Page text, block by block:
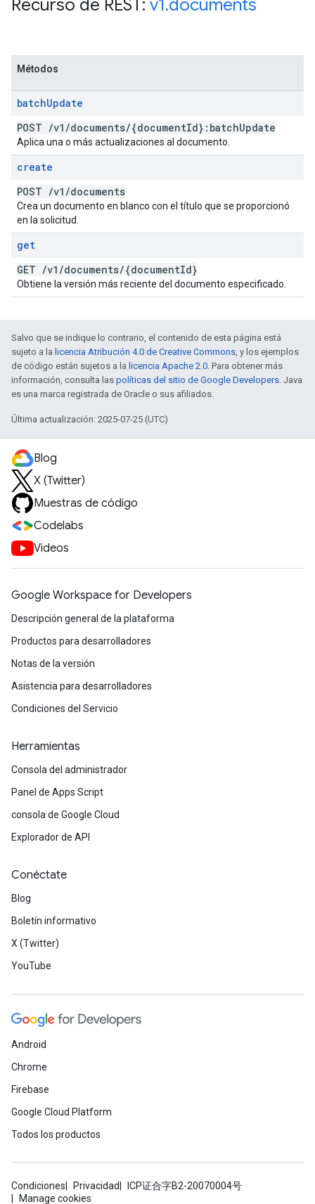
Recurso de REST: v1.documents
Métodos
batchUpdate
POST /v1 /documents/{documentId}:batchUpdate
Aplica una o más actualizaciones al documento.
create
POST /v1 /documents
Crea un documento en blanco con el título que se proporcionó
en la solicitud.
get
GET /v1 /documents/{documentId}
Obtiene la versión más reciente del documento especificado.
Salvo que se indique lo contrario, el contenido de esta página está
sujeto a la licencia Atribución 4.0 de Creative Commons, y los ejemplos
de código están sujetos a la licencia Apache 2.0. Para obtener más
información, consulta las políticas del sitio de Google Developers. Java
es una marca registrada de Oracle o sus afiliados.
Última actualización: 2025-07-25 (UTC)
Blog
X (Twitter)
Muestras de código
Codelabs
Videos
Google Workspace for Developers
Descripción general de la plataforma
Productos para desarrolladores
Notas de la versión
Asistencia para desarrolladores
Condiciones del Servicio
Herramientas
Consola del administrador
Panel de Apps Script
consola de Google Cloud
Explorador de API
Conéctate
Blog
Boletín informativo
X (Twitter)
YouTube
Android
Chrome
Firebase
Google Cloud Platform
Todos los productos
Condiciones Privacidad
ICP证合字B2-20070004号
Manage cookies